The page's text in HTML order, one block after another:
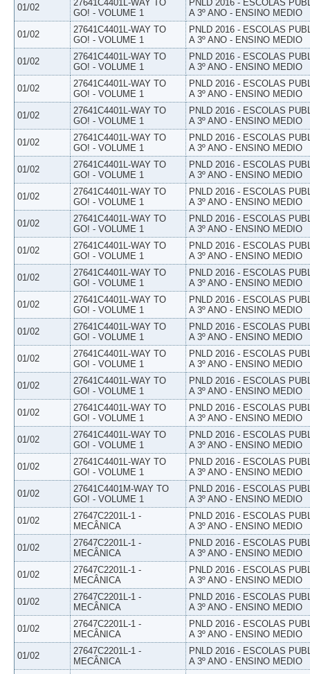
01/02
27641C4401L-WAY TO
GO! - VOLUME 1
PNLD 2016 - ESCOLAS
A 3º ANO - ENSINO MEDIO
01/02
27641C4401L-WAY TO
GO! - VOLUME 1
PNLD 2016 - ESCOLAS
A 3º ANO - ENSINO MEDIO
01/02
27641C4401L-WAY TO
GO! - VOLUME 1
PNLD 2016 - ESCOLAS
A 3º ANO - ENSINO MEDIO
01/02
27641C4401L-WAY TO
GO! - VOLUME 1
PNLD 2016 - ESCOLAS
A 3º ANO - ENSINO MEDIO
01/02
27641C4401L-WAY TO
GO! - VOLUME 1
PNLD 2016 - ESCOLAS
A 3º ANO - ENSINO MEDIO
01/02
27641C4401L-WAY TO
GO! - VOLUME 1
PNLD 2016 - ESCOLAS
A 3º ANO - ENSINO MEDIO
01/02
27641C4401L-WAY TO
GO! - VOLUME 1
PNLD 2016 - ESCOLAS
A 3º ANO - ENSINO MEDIO
01/02
27641C4401L-WAY TO
GO! - VOLUME 1
PNLD 2016 - ESCOLAS
A 3º ANO - ENSINO MEDIO
01/02
27641C4401L-WAY TO
GO! - VOLUME 1
PNLD 2016 - ESCOLAS
A 3º ANO - ENSINO MEDIO
01/02
27641C4401L-WAY TO
GO! - VOLUME 1
PNLD 2016 - ESCOLAS
A 3º ANO - ENSINO MEDIO
01/02
27641C4401L-WAY TO
GO! - VOLUME 1
PNLD 2016 - ESCOLAS
A 3º ANO - ENSINO MEDIO
01/02
27641C4401L-WAY TO
GO! - VOLUME 1
PNLD 2016 - ESCOLAS
A 3º ANO - ENSINO MEDIO
01/02
27641C4401L-WAY TO
GO! - VOLUME 1
PNLD 2016 - ESCOLAS
A 3º ANO - ENSINO MEDIO
01/02
27641C4401L-WAY TO
GO! - VOLUME 1
PNLD 2016 - ESCOLAS
A 3º ANO - ENSINO MEDIO
01/02
27641C4401L-WAY TO
GO! - VOLUME 1
PNLD 2016 - ESCOLAS
A 3º ANO - ENSINO MEDIO
01/02
27641C4401L-WAY TO
GO! - VOLUME 1
PNLD 2016 - ESCOLAS
A 3º ANO - ENSINO MEDIO
01/02
27641C4401L-WAY TO
GO! - VOLUME 1
PNLD 2016 - ESCOLAS
A 3º ANO - ENSINO MEDIO
01/02
27641C4401L-WAY TO
GO! - VOLUME 1
PNLD 2016 - ESCOLAS
A 3º ANO - ENSINO MEDIO
01/02
27641C4401M-WAY TO
GO! - VOLUME 1
PNLD 2016 - ESCOLAS
A 3º ANO - ENSINO MEDIO
01/02
27647C2201L-1 -
MECÂNICA
PNLD 2016 - ESCOLAS
A 3º ANO - ENSINO MEDIO
01/02
27647C2201L-1 -
MECÂNICA
PNLD 2016 - ESCOLAS
A 3º ANO - ENSINO MEDIO
01/02
27647C2201L-1 -
MECÂNICA
PNLD 2016 - ESCOLAS
A 3º ANO - ENSINO MEDIO
01/02
27647C2201L-1 -
MECÂNICA
PNLD 2016 - ESCOLAS
A 3º ANO - ENSINO MEDIO
01/02
27647C2201L-1 -
MECÂNICA
PNLD 2016 - ESCOLAS
A 3º ANO - ENSINO MEDIO
01/02
27647C2201L-1 -
MECÂNICA
PNLD 2016 - ESCOLAS
A 3º ANO - ENSINO MEDIO